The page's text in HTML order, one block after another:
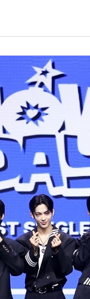
AI Native Enterprise를 지원하는 AI Ready Data